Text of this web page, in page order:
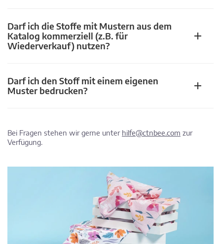
Darf ich die Stoffe mit Mustern aus dem
Katalog kommerziell (z.B. für
Wiederverkauf) nutzen?
Darf ich den Stoff mit einem eigenen
Muster bedrucken?
Bei Fragen stehen wir gerne unter hilfe@ctnbee.com zur
Verfügung.